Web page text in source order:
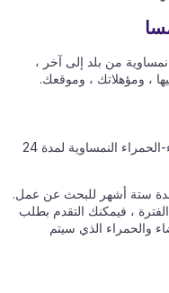
من بلد إلى آخر ،
، ومؤهلاتك ، وموقعك.
سيتم إصدار تأشيرة البطاقة الحمراء-البيضاء-الحمراء النمساوية لمدة 24
ستة أشهر للبحث عن عمل.
، فيمكنك التقدم بطلب
والحمراء الذي سيتم